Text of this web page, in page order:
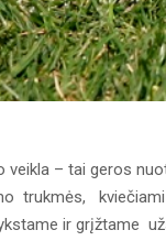
veikla – tai geros
trukmės,
ir grįžtame